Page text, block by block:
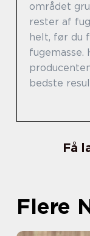
området
rester af
helt, før du
fugemasse.
bedste
Få
Flere